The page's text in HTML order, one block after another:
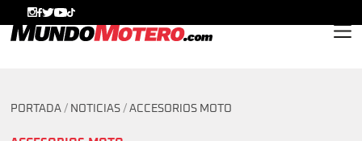
PORTADA / NOTICIAS / ACCESORIOS MOTO